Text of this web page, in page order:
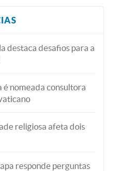
destaca desafios para a
é nomeada consultora
religiosa afeta dois
responde perguntas